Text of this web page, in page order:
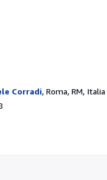
Corradi, Roma, RM, Italia